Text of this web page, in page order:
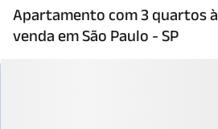
Apartamento com 3 quartos à
venda em São Paulo - SP